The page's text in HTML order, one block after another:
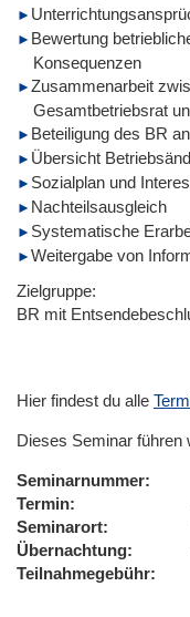
Bewertung
Konsequenzen
Zusammenarbeit
Gesamtbetriebsrat
Beteiligung des BR
Übersicht
Sozialplan und
Nachteilsausgleich
Systematische
Weitergabe von
Zielgruppe:
BR mit
Hier findest du alle
Dieses Seminar führen
Seminarnummer
Termin
Seminarort
Übernachtung
Teilnahmegebühr